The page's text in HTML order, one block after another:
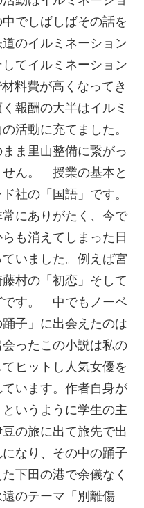
でしばしばその話を
のイルミネーション
てイルミネーション
料費が高くなってき
報酬の大半はイルミ
活動に充てました。
ま里山整備に繋がっ
せん。 授業の基本と
社の「国語」です。
にありがたく、今で
も消えてしまった日
いました。例えば宮
村の「初恋」そして
です。 中でもノーベ
子」に出会えたのは
ったこの小説は私の
ヒットし人気女優を
います。作者自身が
というように学生の主
の旅に出て旅先で出
なり、その中の踊子
下田の港で余儀なく
のテーマ「別離傷